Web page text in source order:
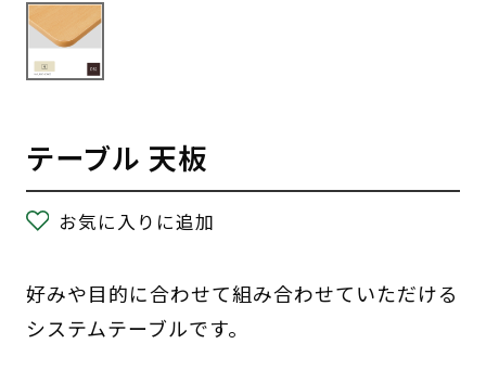
テーブル 天板
お気に入りに追加
好みや目的に合わせて組み合わせていただける
システムテーブルです。